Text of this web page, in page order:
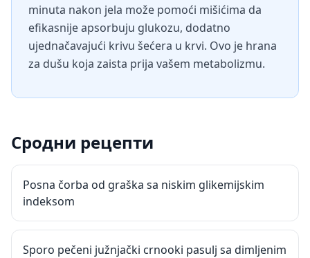
minuta nakon jela može pomoći mišićima da
efikasnije apsorbuju glukozu, dodatno
ujednačavajući krivu šećera u krvi. Ovo je hrana
za dušu koja zaista prija vašem metabolizmu.
Сродни рецепти
Posna čorba od graška sa niskim glikemijskim
indeksom
Sporo pečeni južnjački crnooki pasulj sa dimljenim